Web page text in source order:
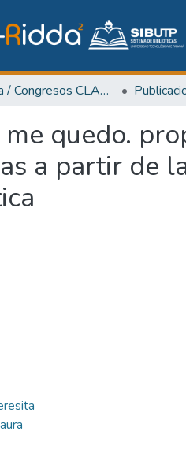
RedGuia / Congresos CLABES
me quedo.
a partir de